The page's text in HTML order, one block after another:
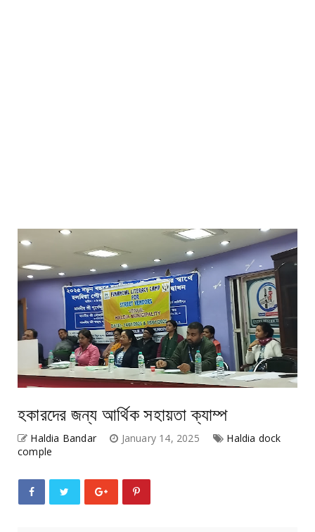
হকারদের জন্য আর্থিক সহায়তা ক্যাম্প
Haldia Bandar January 14, 2025
Haldia dock
comple